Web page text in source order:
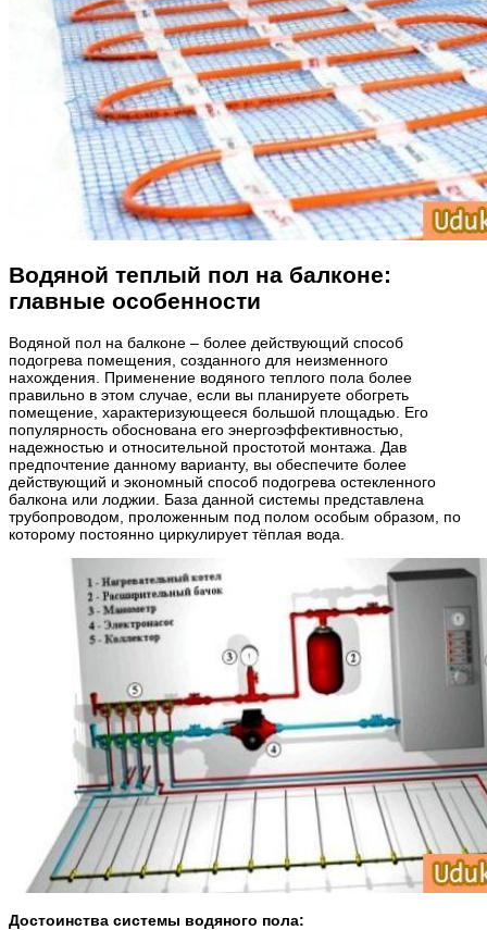
Водяной теплый пол на балконе:
главные особенности
Водяной пол на балконе – более действующий способ
подогрева помещения, созданного для неизменного
нахождения. Применение водяного теплого пола более
правильно в этом случае, если вы планируете обогреть
помещение, характеризующееся большой площадью. Его
популярность обоснована его энергоэффективностью,
надежностью и относительной простотой монтажа. Дав
предпочтение данному варианту, вы обеспечите более
действующий и экономный способ подогрева остекленного
балкона или лоджии. База данной системы представлена
трубопроводом, проложенным под полом особым образом, по
которому постоянно циркулирует тёплая вода.
Достоинства системы водяного пола: